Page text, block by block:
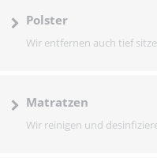
Polster
Wir entfernen auch tief
Matratzen
Wir reinigen und